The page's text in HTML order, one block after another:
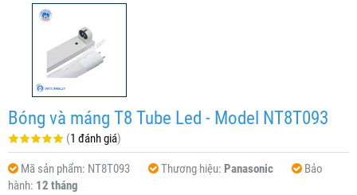
Bóng và máng T8 Tube Led - Model NT8T093
(1 đánh giá)
Mã sản phẩm: NT8T093 Thương hiệu: Panasonic
Bảo
hành: 12 tháng